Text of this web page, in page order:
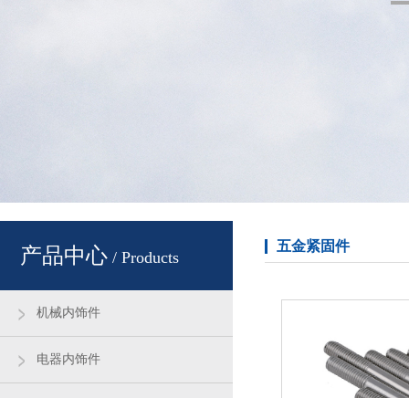
产品中心 / Products
机械内饰件
电器内饰件
五金紧固件